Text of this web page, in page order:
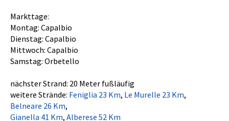
Markttage:
Montag: Capalbio
Dienstag: Capalbio
Mittwoch: Capalbio
Samstag: Orbetello
nächster Strand: 20 Meter fußläufig
weitere Strände: Feniglia 23 Km, Le Murelle 23 Km,
Belneare 26 Km,
Gianella 41 Km, Alberese 52 Km